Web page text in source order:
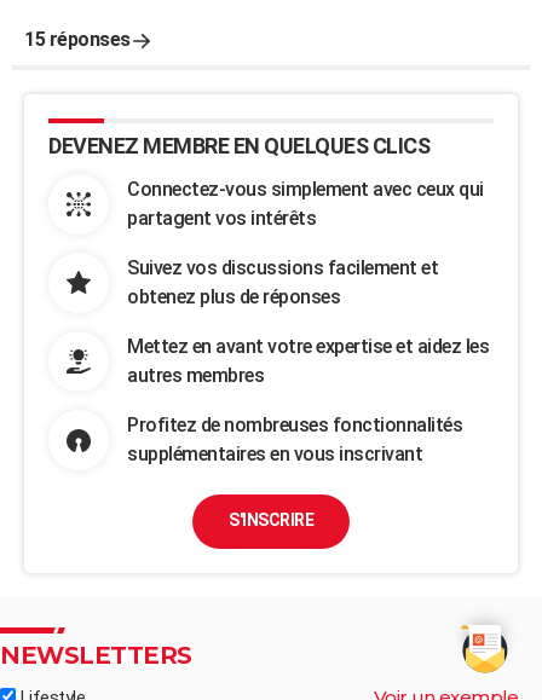
15 réponses
DEVENEZ MEMBRE EN QUELQUES CLICS
Connectez-vous simplement avec ceux qui
partagent vos intérêts
Suivez vos discussions facilement et
obtenez plus de réponses
Mettez en avant votre expertise et aidez les
autres membres
Profitez de nombreuses fonctionnalités
supplémentaires en vous inscrivant
S'INSCRIRE
NEWSLETTERS